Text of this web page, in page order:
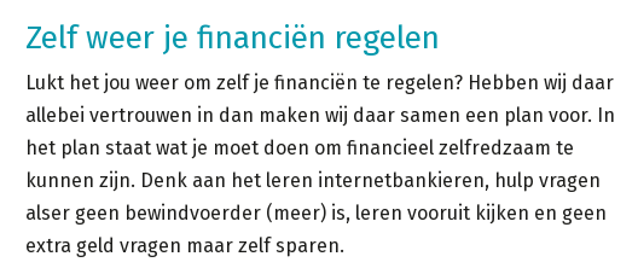
Zelf weer je financiën regelen
Lukt het jou weer om zelf je financiën te regelen? Hebben wij daar
allebei vertrouwen in dan maken wij daar samen een plan voor. In
het plan staat wat je moet doen om financieel zelfredzaam te
kunnen zijn. Denk aan het leren internetbankieren, hulp vragen
alser geen bewindvoerder (meer) is, leren vooruit kijken en geen
extra geld vragen maar zelf sparen.